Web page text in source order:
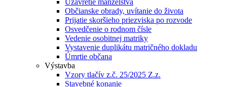
Uzavretie manželstva
Občianske obrady, uvítanie do života
Prijatie skoršieho priezviska po rozvode
Osvedčenie o rodnom čísle
Vedenie osobitnej matriky
Vystavenie duplikátu matričného dokladu
Úmrtie občana
Výstavba
Vzory tlačív z.č. 25/2025 Z.z.
Stavebné konanie